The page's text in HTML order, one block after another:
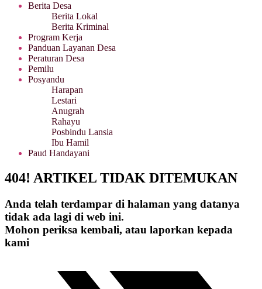
Berita Desa
Berita Lokal
Berita Kriminal
Program Kerja
Panduan Layanan Desa
Peraturan Desa
Pemilu
Posyandu
Harapan
Lestari
Anugrah
Rahayu
Posbindu Lansia
Ibu Hamil
Paud Handayani
404! ARTIKEL TIDAK DITEMUKAN
Anda telah terdampar di halaman yang datanya
tidak ada lagi di web ini.
Mohon periksa kembali, atau laporkan kepada
kami